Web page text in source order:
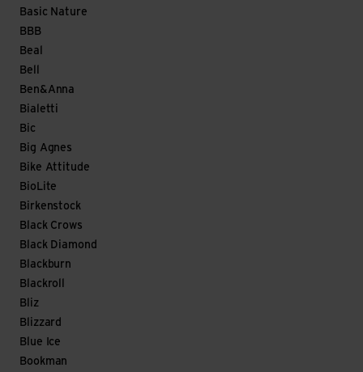
Basic Nature
BBB
Beal
Bell
Ben&Anna
Bialetti
Bic
Big Agnes
Bike Attitude
BioLite
Birkenstock
Black Crows
Black Diamond
Blackburn
Blackroll
Bliz
Blizzard
Blue Ice
Bookman